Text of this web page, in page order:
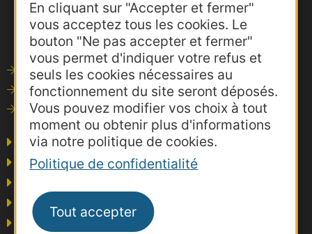
En cliquant sur "Accepter et fermer"
vous acceptez tous les cookies. Le
bouton "Ne pas accepter et fermer"
vous permet d'indiquer votre refus et
seuls les cookies nécessaires au
fonctionnement du site seront déposés.
Vous pouvez modifier vos choix à tout
moment ou obtenir plus d'informations
via notre politique de cookies.
Politique de confidentialité
Tout accepter
Outils de communication
Photothèque
Consultations
Agence AD'OCC
Presse et influence
Business/Mice
Thermalisme